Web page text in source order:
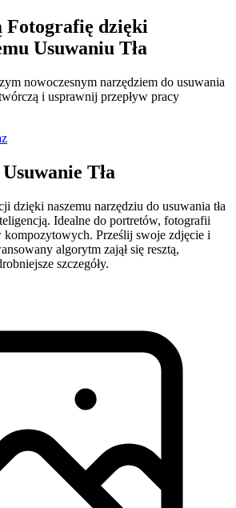
Fotografię dzięki
Usuwaniu Tła
nowoczesnym narzędziem do usuwania
i usprawnij przepływ pracy
Tła
dzięki naszemu narzędziu do usuwania tła
Idealne do portretów, fotografii
Prześlij swoje zdjęcie i
algorytm zajął się resztą,
szczegóły.